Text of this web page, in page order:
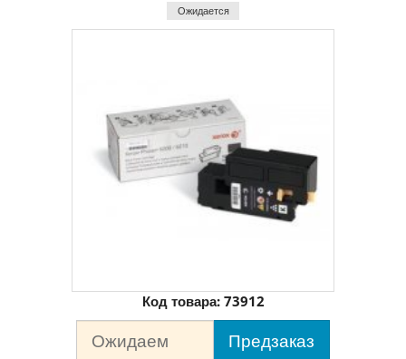
Ожидается
Код товара: 73912
Ожидаем Предзаказ